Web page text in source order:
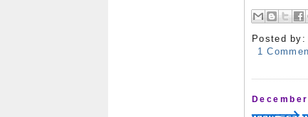
Posted
1